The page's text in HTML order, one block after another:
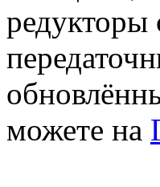
редукторы
можете на